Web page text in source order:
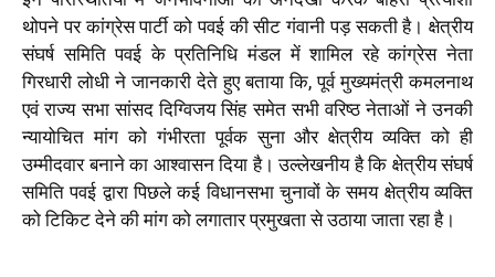
थोपने पर कांग्रेस पार्टी को पवई की सीट गंवानी पड़ सकती है। क्षेत्रीय
संघर्ष समिति पवई के प्रतिनिधि मंडल में शामिल रहे कांग्रेस नेता
गिरधारी लोधी ने जानकारी देते हुए बताया कि, पूर्व मुख्यमंत्री कमलनाथ
एवं राज्य सभा सांसद दिग्विजय सिंह समेत सभी वरिष्ठ नेताओं ने उनकी
न्यायोचित मांग को गंभीरता पूर्वक सुना और क्षेत्रीय व्यक्ति को ही
उम्मीदवार बनाने का आश्वासन दिया है। उल्लेखनीय है कि क्षेत्रीय संघर्ष
समिति पवई द्वारा पिछले कई विधानसभा चुनावों के समय क्षेत्रीय व्यक्ति
को टिकिट देने की मांग को लगातार प्रमुखता से उठाया जाता रहा है।